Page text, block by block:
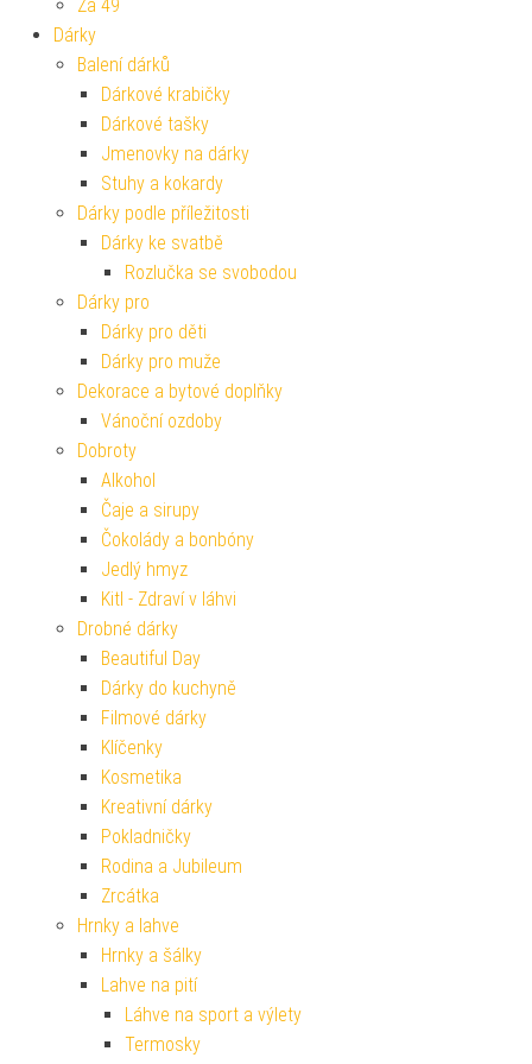
Za 49
Dárky
Balení dárků
Dárkové krabičky
Dárkové tašky
Jmenovky na dárky
Stuhy a kokardy
Dárky podle příležitosti
Dárky ke svatbě
Rozlučka se svobodou
Dárky pro
Dárky pro děti
Dárky pro muže
Dekorace a bytové doplňky
Vánoční ozdoby
Dobroty
Alkohol
Čaje a sirupy
Čokolády a bonbóny
Jedlý hmyz
Kitl - Zdraví v láhvi
Drobné dárky
Beautiful Day
Dárky do kuchyně
Filmové dárky
Klíčenky
Kosmetika
Kreativní dárky
Pokladničky
Rodina a Jubileum
Zrcátka
Hrnky a lahve
Hrnky a šálky
Lahve na pití
Láhve na sport a výlety
Termosky